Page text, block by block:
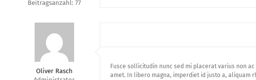
Beitragsanzahl: 77
Oliver Rasch
Fusce sollicitudin nunc sed mi placerat varius non
amet. In libero magna, imperdiet id justo a, aliquam